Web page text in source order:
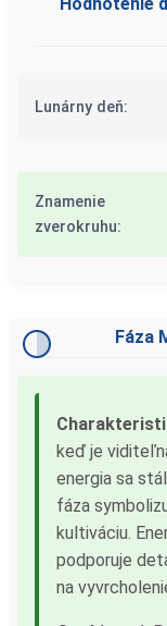
Lunárny deň:
Znamenie
zverokruhu:
Fáza
keď je
energia sa
fáza
kultiváciu.
podporuje
na